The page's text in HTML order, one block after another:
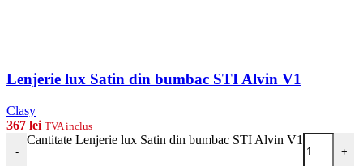
Lenjerie lux Satin din bumbac STI Alvin V1
Clasy
367 lei TVA inclus
-
Cantitate Lenjerie lux Satin din bumbac STI Alvin V1
+